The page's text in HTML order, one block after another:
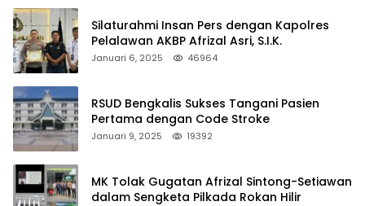
Silaturahmi Insan Pers dengan Kapolres
Pelalawan AKBP Afrizal Asri, S.I.K.
Januari 6, 2025 46964
RSUD Bengkalis Sukses Tangani Pasien
Pertama dengan Code Stroke
Januari 9, 2025 19392
MK Tolak Gugatan Afrizal Sintong-Setiawan
dalam Sengketa Pilkada Rokan Hilir